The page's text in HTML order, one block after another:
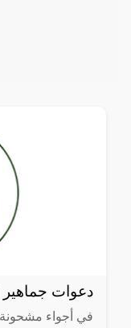
دعوات جماهير
في أجواء مشحونة